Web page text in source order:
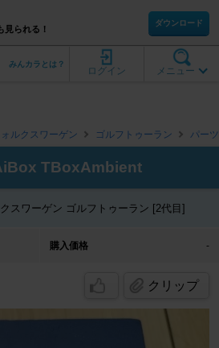
見られる！
ダウンロード
メニュー
ログイン
みんカラとは？
ルクスワーゲン ゴルフトゥーラン パー
TBoxAmbient
スワーゲン ゴルフトゥーラン [2代目]
購入価格 -
クリップ